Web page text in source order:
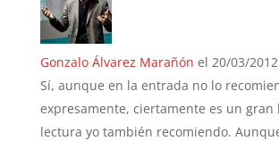
Gonzalo Álvarez Marañón el 20/03/
Sí, aunque en la entrada no lo
expresamente, ciertamente es un gran
lectura yo también recomiendo.